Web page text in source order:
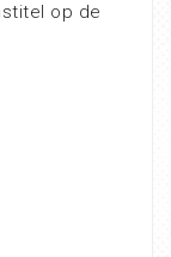
op de